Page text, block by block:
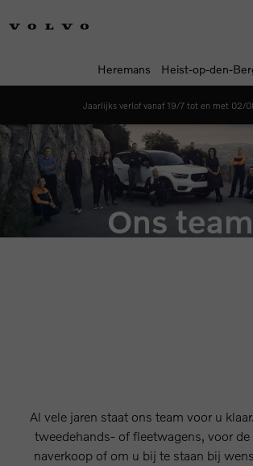
Heremans Heist-op-den-
Jaarlijks verlof vanaf 19/7 tot en met 02/
Ons team
Al vele jaren staat ons team voor u
tweedehands- of fleetwagens, voor de
naverkoop of om u bij te staan bij